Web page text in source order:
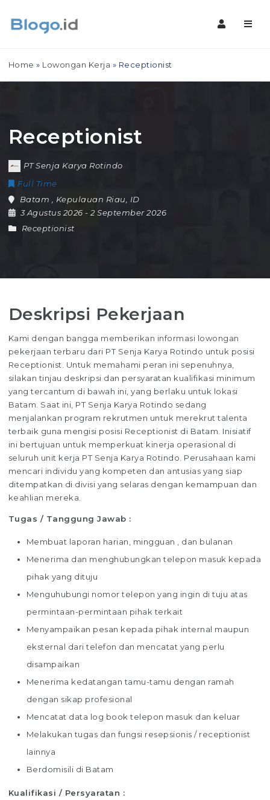
Home » Lowongan Kerja » Receptionist
Receptionist
PT Senja Karya Rotindo
Full Time
Batam
Kepulauan Riau
ID
3 Agustus 2026- 2 September 2026
Receptionist
Deskripsi Pekerjaan
Kami dengan bangga memberikan informasi lowongan
pekerjaan terbaru dari PT Senja Karya Rotindo untuk posisi
Receptionist. Untuk memahami peran ini sepenuhnya,
silakan tinjau deskripsi dan persyaratan kualifikasi minimum
yang tercantum di bawah ini, yang berlaku untuk lokasi
Batam. Saat ini, PT Senja Karya Rotindo sedang
menjalankan program rekrutmen untuk merekrut talenta
terbaik guna mengisi posisi Receptionist di Batam. Inisiatif
ini bertujuan untuk memperkuat kinerja operasional di
seluruh unit kerja PT Senja Karya Rotindo. Perusahaan kami
mencari individu yang kompeten dan antusias yang siap
ditempatkan di divisi yang selaras dengan kemampuan dan
keahlian mereka.
Tugas / Tanggung Jawab :
Membuat laporan harian, mingguan , dan bulanan
Menerima dan menghubungkan telepon masuk kepada
pihak yang dituju
Menguhubungi nomor telepon yang ingin di tuju atas
permintaan-permintaan pihak terkait
Menyampaikan pesan kepada pihak internal maupun
eksternal dari telefon dan mencatat yang perlu
disampaikan
Menerima kedatangan tamu-tamu dengan ramah
dengan sikap profesional
Mencatat data log book telepon masuk dan keluar
Melakukan tugas dan fungsi resepsionis / receptionist
lainnya
Berdomisili di Batam
Kualifikasi / Persyaratan :